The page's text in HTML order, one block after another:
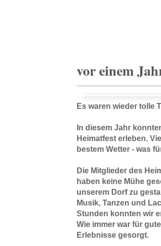
vor einem
Es waren wieder tolle
In diesem Jahr
Heimatfest erleben.
bestem Wetter - was
Die Mitglieder des
haben keine Mühe
unserem Dorf zu
Musik, Tanzen und
Stunden konnten wir
Wie immer war für
Erlebnisse gesorgt.